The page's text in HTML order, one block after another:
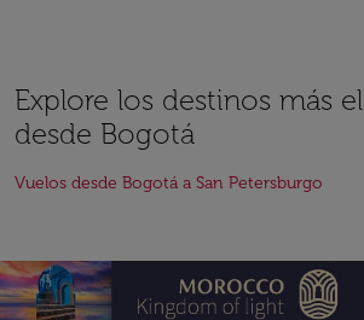
Explore los destinos más
desde Bogotá
Vuelos desde Bogotá a San Petersburgo